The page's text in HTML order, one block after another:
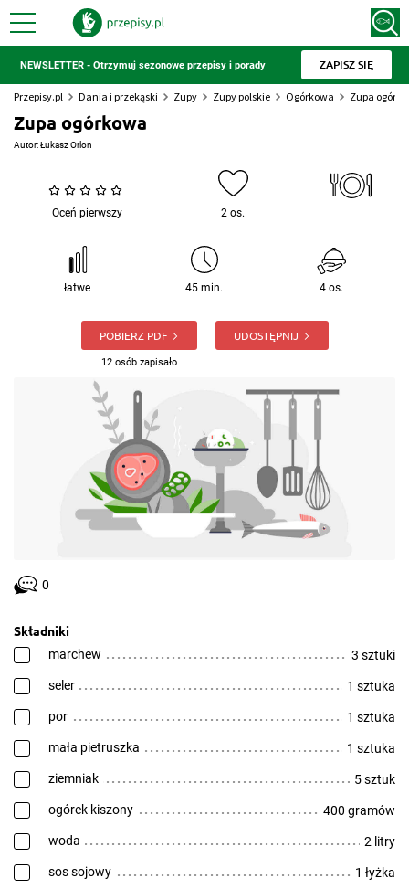
NEWSLETTER - Otrzymuj sezonowe przepisy i porady ZAPISZ SIĘ
Przepisy.pl Dania i przekąski Zupy Zupy polskie Ogórkowa Zupa
Zupa ogórkowa
Autor:Łukasz Orlon
Oceń pierwszy 2 os.
łatwe 45 min. 4 os.
POBIERZ PDF
12 osób zapisało
UDOSTĘPNIJ
0
Składniki
marchew 3 sztuki
seler 1 sztuka
por 1 sztuka
mała pietruszka 1 sztuka
ziemniak 5 sztuk
ogórek kiszony 400 gramów
woda 2 litry
sos sojowy 1 łyżka